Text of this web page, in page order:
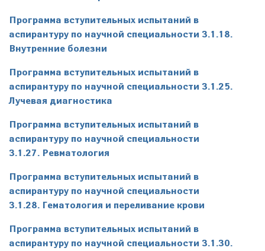
Программа вступительных испытаний в
аспирантуру по научной специальности 3.1.18.
Внутренние болезни
Программа вступительных испытаний в
аспирантуру по научной специальности 3.1.25.
Лучевая диагностика
Программа вступительных испытаний в
аспирантуру по научной специальности
3.1.27. Ревматология
Программа вступительных испытаний в
аспирантуру по научной специальности
3.1.28. Гематология и переливание крови
Программа вступительных испытаний в
аспирантуру по научной специальности 3.1.30.